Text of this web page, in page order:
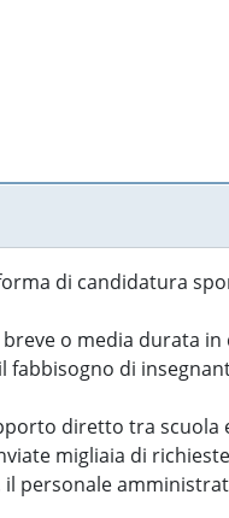
di candidatura
o media durata
di
diretto tra scuola
migliaia di
personale